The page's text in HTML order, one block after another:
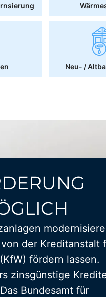
Neu- /
der Kreditanstalt
fördern lassen.
zinsgünstige
Bundesamt für